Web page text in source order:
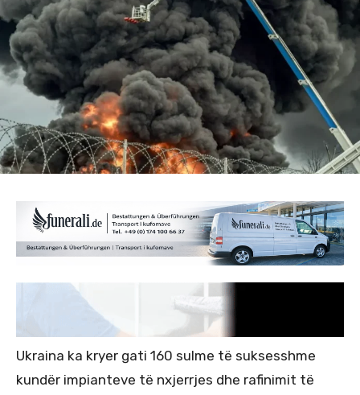
Ukraina ka kryer gati 160 sulme të suksesshme
kundër impianteve të nxjerrjes dhe rafinimit të